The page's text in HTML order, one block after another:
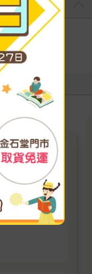
力
知識讓你過